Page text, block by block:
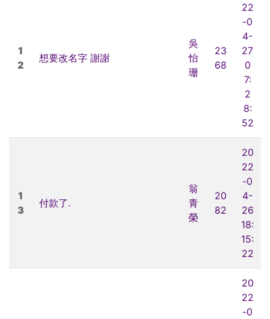
1
2
想要改名字 謝謝
吳
怡
珊
23
68
22
-0
4-
27
0
7:
2
8:
52
1
3
付款了.
翁
青
榮
20
82
20
22
-0
4-
26
18:
15:
22
20
22
-0